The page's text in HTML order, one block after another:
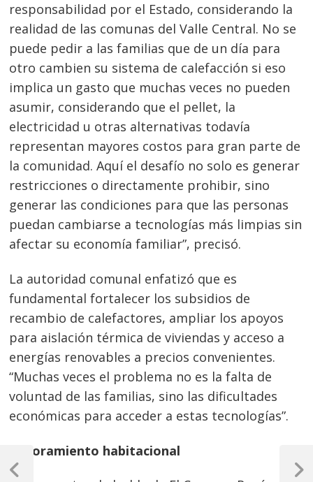
responsabilidad por el Estado, considerando la
realidad de las comunas del Valle Central. No se
puede pedir a las familias que de un día para
otro cambien su sistema de calefacción si eso
implica un gasto que muchas veces no pueden
asumir, considerando que el pellet, la
electricidad u otras alternativas todavía
representan mayores costos para gran parte de
la comunidad. Aquí el desafío no solo es generar
restricciones o directamente prohibir, sino
generar las condiciones para que las personas
puedan cambiarse a tecnologías más limpias sin
afectar su economía familiar”, precisó.
La autoridad comunal enfatizó que es
fundamental fortalecer los subsidios de
recambio de calefactores, ampliar los apoyos
para aislación térmica de viviendas y acceso a
energías renovables a precios convenientes.
“Muchas veces el problema no es la falta de
voluntad de las familias, sino las dificultades
económicas para acceder a estas tecnologías”.
Mejoramiento habitacional
Navegación
Previous Next